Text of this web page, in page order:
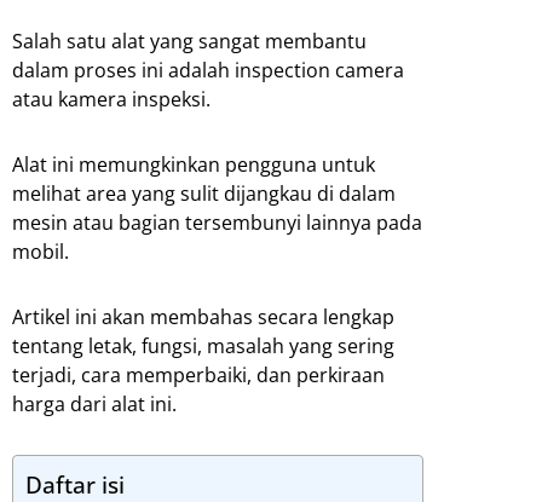
Salah satu alat yang sangat membantu
dalam proses ini adalah inspection camera
atau kamera inspeksi.
Alat ini memungkinkan pengguna untuk
melihat area yang sulit dijangkau di dalam
mesin atau bagian tersembunyi lainnya pada
mobil.
Artikel ini akan membahas secara lengkap
tentang letak, fungsi, masalah yang sering
terjadi, cara memperbaiki, dan perkiraan
harga dari alat ini.
Daftar isi